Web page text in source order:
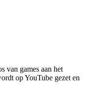
van games aan het
op YouTube gezet en